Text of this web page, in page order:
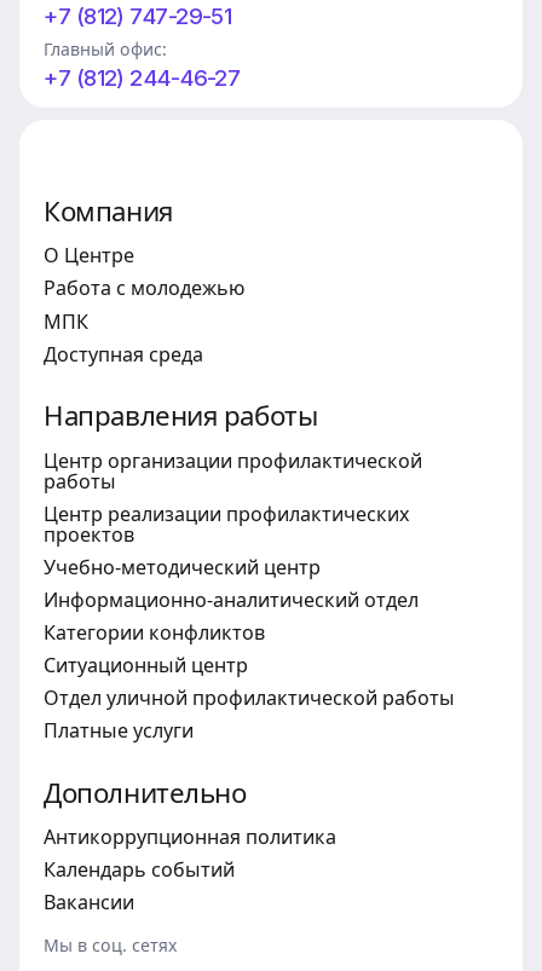
+7 (812) 747-29-51
Главный офис:
+7 (812) 244-46-27
Компания
О Центре
Работа с молодежью
МПК
Доступная среда
Направления работы
Центр организации профилактической
работы
Центр реализации профилактических
проектов
Учебно-методический центр
Информационно-аналитический отдел
Категории конфликтов
Ситуационный центр
Отдел уличной профилактической работы
Платные услуги
Дополнительно
Антикоррупционная политика
Календарь событий
Вакансии
Мы в соц. сетях